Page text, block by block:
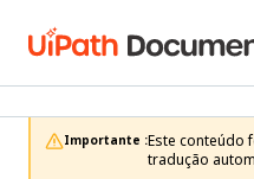
Importante :Este conteúdo
tradução